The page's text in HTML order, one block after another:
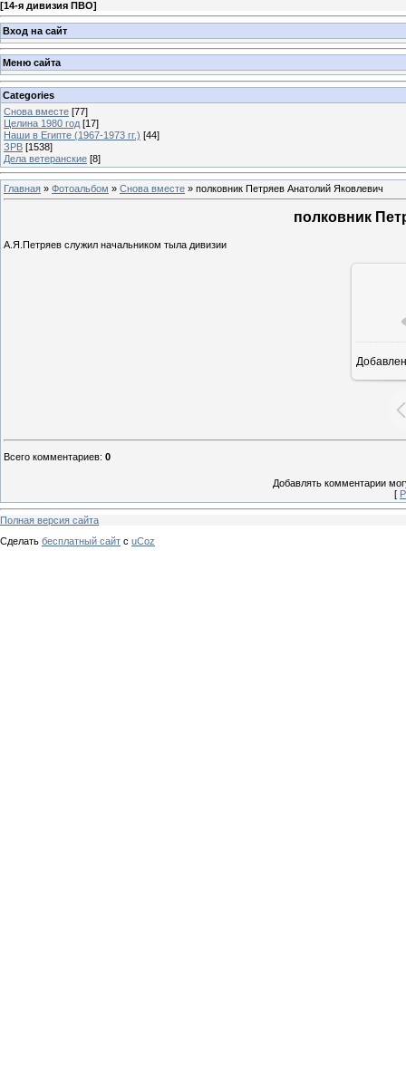
[14-я дивизия ПВО]
Вход на сайт
Меню сайта
Categories
Снова вместе [77]
Целина 1980 год [17]
Наши в Египте (1967-1973 гг.) [44]
ЗРВ [1538]
Дела ветеранские [8]
Главная » Фотоальбом » Снова вместе » полковник Петряев Анатолий Яковлевич
полковник
А.Я.Петряев служил начальником тыла дивизии
Всего комментариев: 0
Добавлять комментарии
[
Полная версия сайта
Сделать бесплатный сайт с uCoz